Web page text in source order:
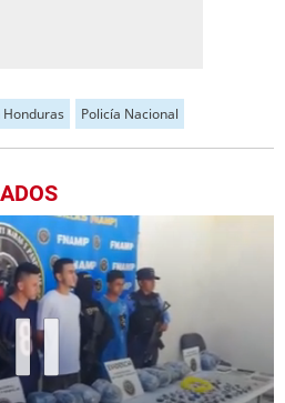
Policía Nacional